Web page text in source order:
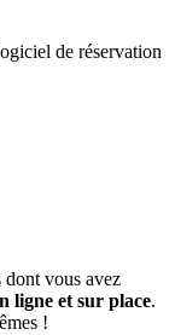
de réservation
dont vous avez
ligne et sur place.
!